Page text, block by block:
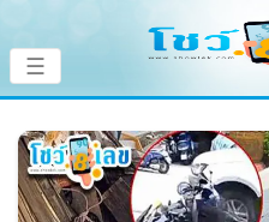
หน้าหลัก
โชว์เลขเด็ดประจำวัน
☰